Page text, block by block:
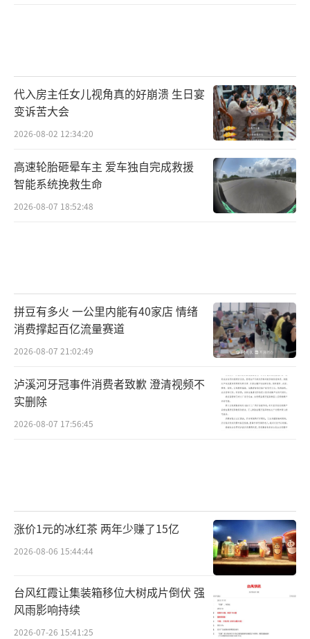
代入房主任女儿视角真的好崩溃 生日宴
变诉苦大会
2026-08-02 12:34:20
高速轮胎砸晕车主 爱车独自完成救援
智能系统挽救生命
2026-08-07 18:52:48
拼豆有多火 一公里内能有40家店 情绪
消费撑起百亿流量赛道
2026-08-07 21:02:49
泸溪河牙冠事件消费者致歉 澄清视频不
实删除
2026-08-07 17:56:45
涨价1元的冰红茶 两年少赚了15亿
2026-08-06 15:44:44
台风红霞让集装箱移位大树成片倒伏 强
风雨影响持续
2026-07-26 15:41:25